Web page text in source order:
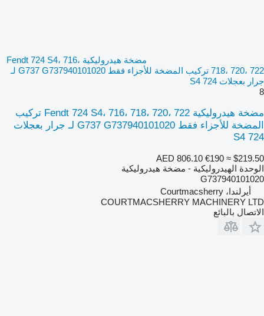
مضخة هيدروليكية Fendt 724 S4، 716،
718، 720، 722 تركيب المضخة للأجزاء فقط G737 G737940101020 لـ
جرار بعجلات 724 S4
8
مضخة هيدروليكية Fendt 724 S4، 716، 718، 720، 722 تركيب
المضخة للأجزاء فقط G737 G737940101020 لـ جرار بعجلات
724 S4
AED 806.10 €190 ≈ $219.50
الوحدة الهيدروليكية - مضخة هيدروليكية
G737940101020
أيرلندا، Courtmacsherry
COURTMACSHERRY MACHINERY LTD
الاتصال بالبائع